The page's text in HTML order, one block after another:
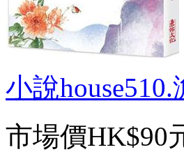
小說
市場價HK$90